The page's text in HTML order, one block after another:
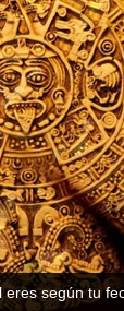
según tu